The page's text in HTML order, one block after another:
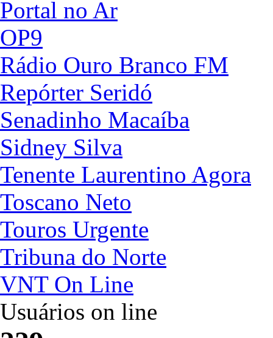
Portal no Ar
OP9
Rádio Ouro Branco FM
Repórter Seridó
Senadinho Macaíba
Sidney Silva
Tenente Laurentino Agora
Toscano Neto
Touros Urgente
Tribuna do Norte
VNT On Line
Usuários on line